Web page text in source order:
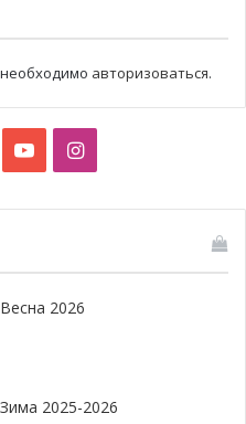
авторизоваться.
YouTubeInstagram
2026
2025-2026